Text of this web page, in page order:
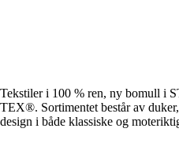
Tekstiler i 100 % ren, ny bomull i
TEX®. Sortimentet består av
design i både klassiske og